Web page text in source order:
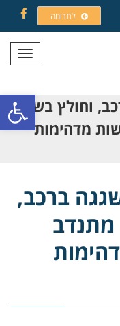
פתח
לתרומה
תפריט
וחולץ בשלום
מדהימות
ברכב,
מתנדב